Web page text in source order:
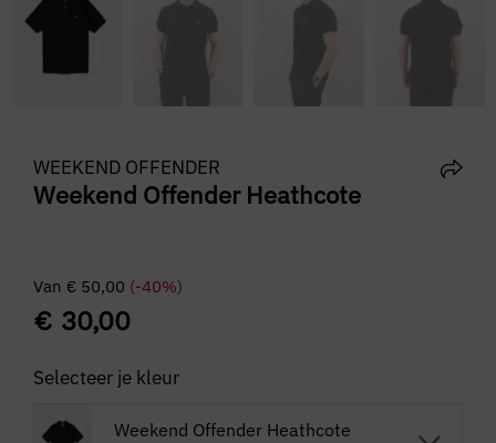
WEEKEND OFFENDER
Weekend Offender Heathcote
Van € 50,00 (-40%)
€ 30,00
Selecteer je kleur
Weekend Offender Heathcote